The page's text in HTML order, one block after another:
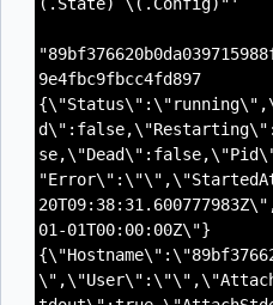
9e4fbc9fbcc4fd897
01-01T00:00:00Z\"}